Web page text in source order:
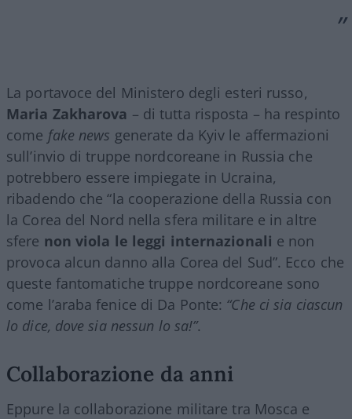
La portavoce del Ministero degli esteri russo,
Maria Zakharova – di tutta risposta – ha respinto
come fake news generate da Kyiv le affermazioni
sull’invio di truppe nordcoreane in Russia che
potrebbero essere impiegate in Ucraina,
ribadendo che “la cooperazione della Russia con
la Corea del Nord nella sfera militare e in altre
sfere non viola le leggi internazionali e non
provoca alcun danno alla Corea del Sud”. Ecco che
queste fantomatiche truppe nordcoreane sono
come l’araba fenice di Da Ponte: “Che ci sia ciascun
lo dice, dove sia nessun lo sa!”.
Collaborazione da anni
Eppure la collaborazione militare tra Mosca e